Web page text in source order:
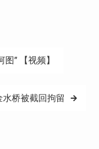
” 【视频】
桥被截回拘留